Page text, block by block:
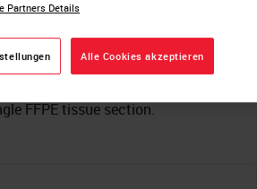
highlights the value of an
in situ hybridization (ISH)
FFPE tissue section.
Partners Details
Alle Cookies akzeptieren